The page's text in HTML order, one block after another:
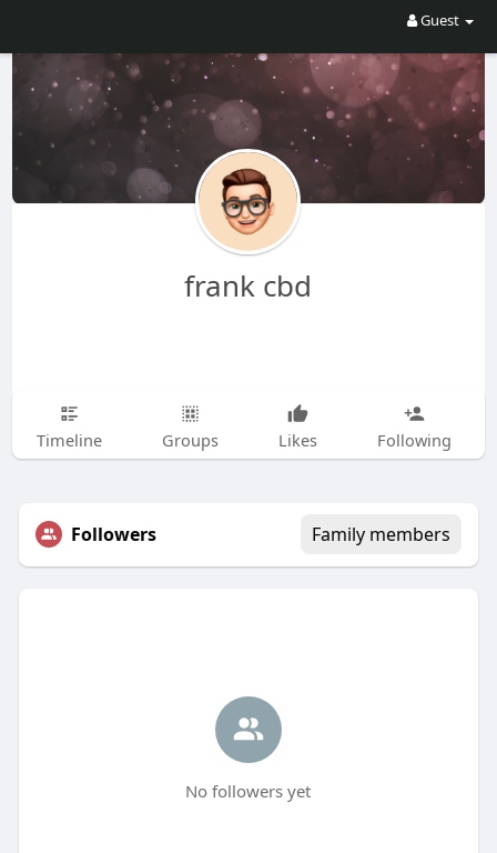
Guest
frank cbd
Timeline Groups Likes Following
Followers Family members
No followers yet